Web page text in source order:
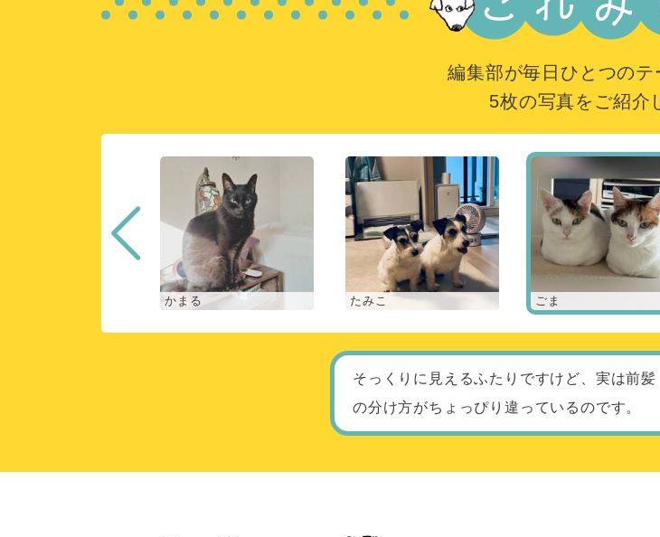
編集部が毎日ひとつのテ
5枚の写真をご紹介
かまる たみこ ごま
そっくりに見えるふたりですけど、実は前髪
の分け方がちょっぴり違っているのです。